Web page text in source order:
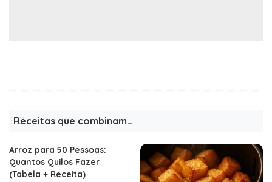
Receitas que combinam…
Arroz para 50 Pessoas:
Quantos Quilos Fazer
(Tabela + Receita)